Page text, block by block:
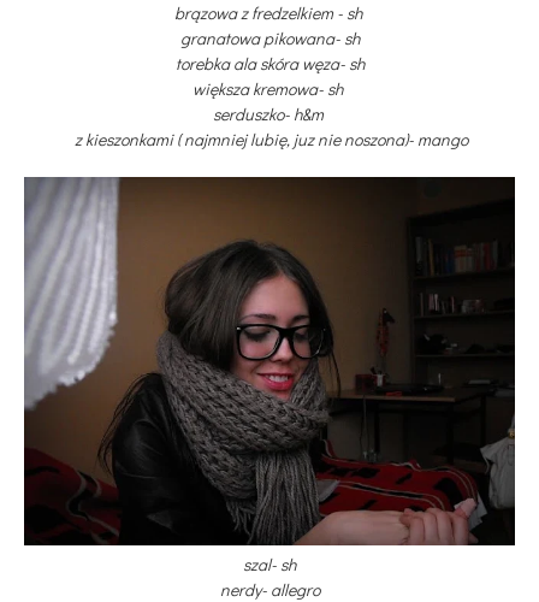
brązowa z fredzelkiem - sh
granatowa pikowana- sh
torebka ala skóra węza- sh
większa kremowa- sh
serduszko- h&m
z kieszonkami ( najmniej lubię, juz nie noszona)- mango
szal- sh
nerdy- allegro